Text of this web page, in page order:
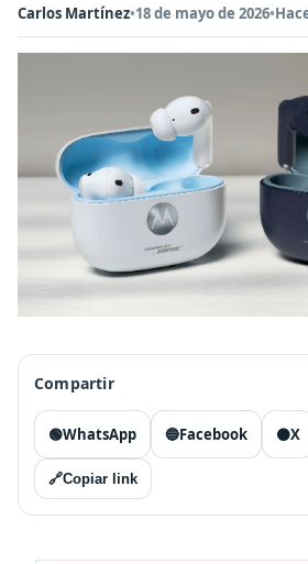
Carlos Martínez•18 de mayo de 2026•
Compartir
🟢WhatsApp 🔵Facebook ⚫X
🔗Copiar link